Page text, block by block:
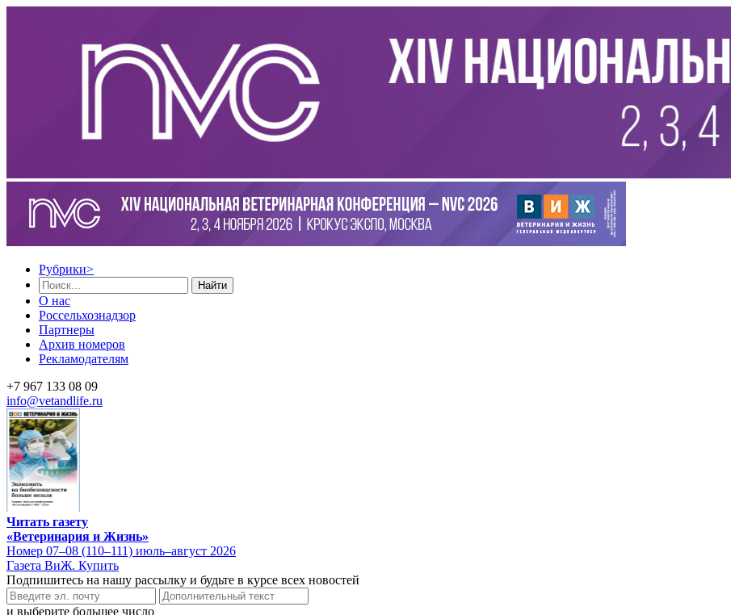
Рубрики>
Найти
О нас
Россельхознадзор
Партнеры
Архив номеров
Рекламодателям
+7 967 133 08 09
info@vetandlife.ru
Читать газету
«Ветеринария и Жизнь»
Номер 07–08 (110–111) июль–август 2026
Газета ВиЖ. Купить
Подпишитесь на нашу рассылку и будьте в курсе всех новостей
и выберите большее число